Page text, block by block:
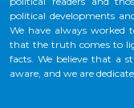
political developments
We have always worked
that the truth comes to
facts. We believe that a
aware, and we are